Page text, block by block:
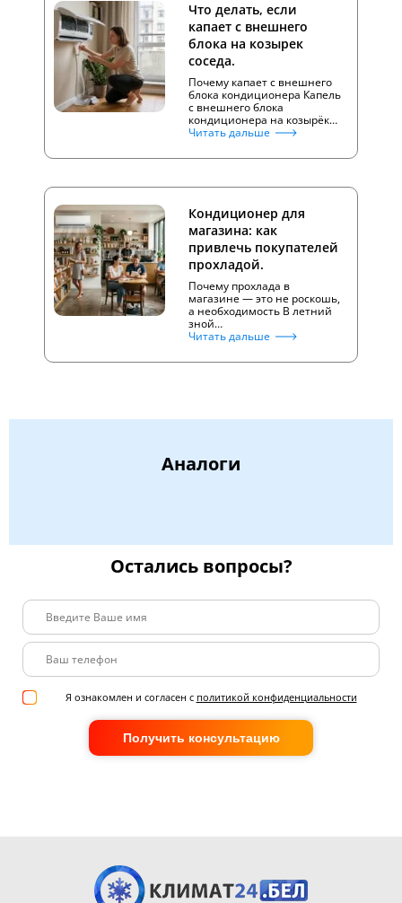
Что делать, если
капает с внешнего
блока на козырек
соседа.
Почему капает с внешнего
блока кондиционера Капель
с внешнего блока
кондиционера на козырёк…
Читать дальше
Кондиционер для
магазина: как
привлечь покупателей
прохладой.
Почему прохлада в
магазине — это не роскошь,
а необходимость В летний
зной…
Читать дальше
Аналоги
Остались вопросы?
Я ознакомлен и согласен с политикой конфиденциальности
Получить консультацию